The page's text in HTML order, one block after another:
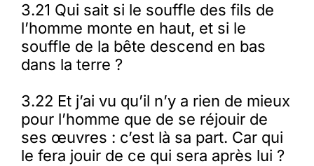
3.21 Qui sait si le souffle des fils de
l’homme monte en haut, et si le
souffle de la bête descend en bas
dans la terre ?
3.22 Et j’ai vu qu’il n’y a rien de mieux
pour l’homme que de se réjouir de
ses œuvres : c’est là sa part. Car qui
le fera jouir de ce qui sera après lui ?